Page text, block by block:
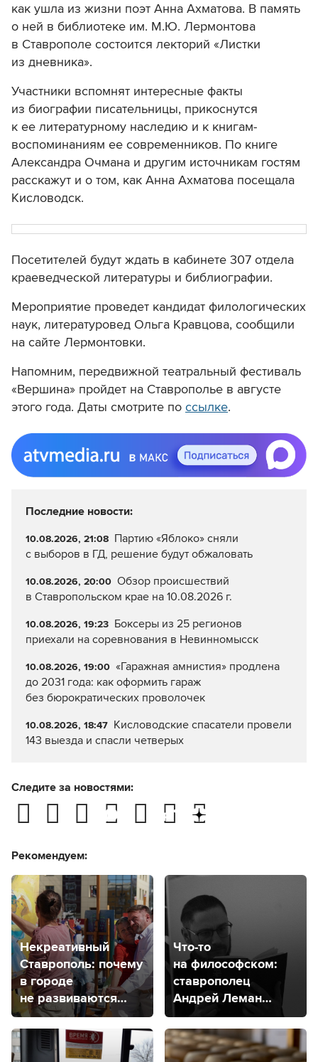
как ушла из жизни поэт Анна Ахматова. В память
о ней в библиотеке им. М.Ю. Лермонтова
в Ставрополе состоится лекторий «Листки
из дневника».
Участники вспомнят интересные факты
из биографии писательницы, прикоснутся
к ее литературному наследию и к книгам-
воспоминаниям ее современников. По книге
Александра Очмана и другим источникам гостям
расскажут и о том, как Анна Ахматова посещала
Кисловодск.
Посетителей будут ждать в кабинете 307 отдела
краеведческой литературы и библиографии.
Мероприятие проведет кандидат филологических
наук, литературовед Ольга Кравцова, сообщили
на сайте Лермонтовки.
Напомним, передвижной театральный фестиваль
«Вершина» пройдет на Ставрополье в августе
этого года. Даты смотрите по ссылке.
Последние новости:
10.08.2026, 21:08 Партию «Яблоко» сняли
с выборов в ГД, решение будут обжаловать
10.08.2026, 20:00 Обзор происшествий
в Ставропольском крае на 10.08.2026 г.
10.08.2026, 19:23 Боксеры из 25 регионов
приехали на соревнования в Невинномысск
10.08.2026, 19:00 «Гаражная амнистия» продлена
до 2031 года: как оформить гараж
без бюрократических проволочек
10.08.2026, 18:47 Кисловодские спасатели провели
143 выезда и спасли четверых
Следите за новостями:
Рекомендуем:
Некреативный
Ставрополь: почему
в городе
не развиваются
творческие
кластеры?
Что-то
на философском:
ставрополец
Андрей Леман
рассказал о своем
философском
проекте